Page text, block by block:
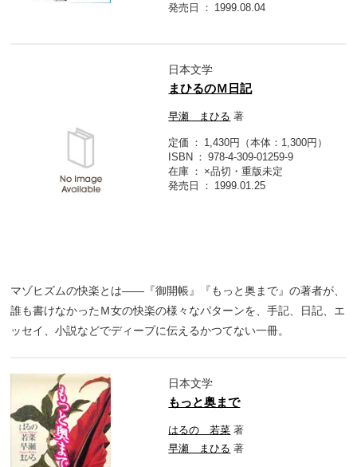
発売日
1999.08.04
日本文学
まひるのＭ日記
早瀬 まひる 著
定価
1,430円（本体：1,300円）
ISBN
978-4-309-01259-9
在庫
×品切・重版未定
発売日
1999.01.25
マゾヒズムの快楽とは――『御開帳』『もっと奥まで』の著者が、
誰も書けなかったＭ女の快楽の様々なパターンを、手記、日記、エ
ッセイ、小説などでディープに伝えるかつてない一冊。
日本文学
もっと奥まで
はるの 若菜 著
早瀬 まひる 著